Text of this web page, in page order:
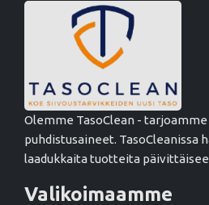
Olemme TasoClean -
puhdistusaineet. TasoCleanissa
laadukkaita tuotteita
Valikoimaamme